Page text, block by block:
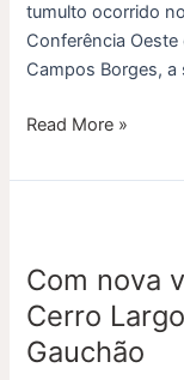
tumulto ocorrido
Conferência Oeste
Campos Borges,
Read More »
Com nova
Cerro
Gauchão
virada
sobre
Erechim,
Cerro